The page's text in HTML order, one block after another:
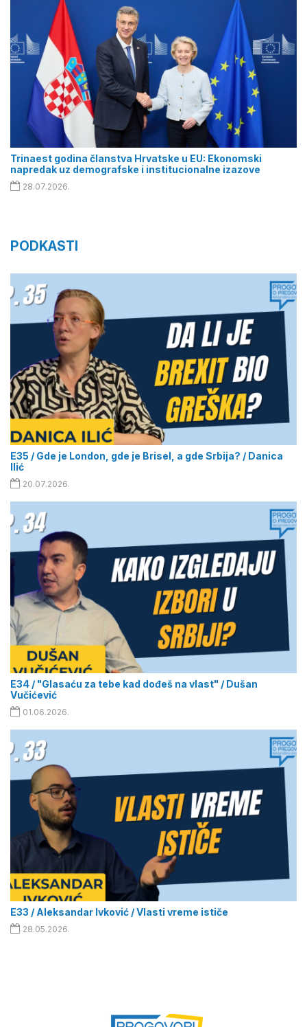
Trinaest godina članstva Hrvatske u EU: Ekonomski
napredak uz demografske i institucionalne izazove
28.07.2026.
PODKASTI
E35 / Gde je London, gde je Brisel, a gde Srbija? / Danica
Ilić
20.07.2026.
E34 / "Glasaću za tebe kad dođeš na vlast" / Dušan
Vučićević
01.06.2026.
E33 / Aleksandar Ivković / Vlasti vreme ističe
28.05.2026.